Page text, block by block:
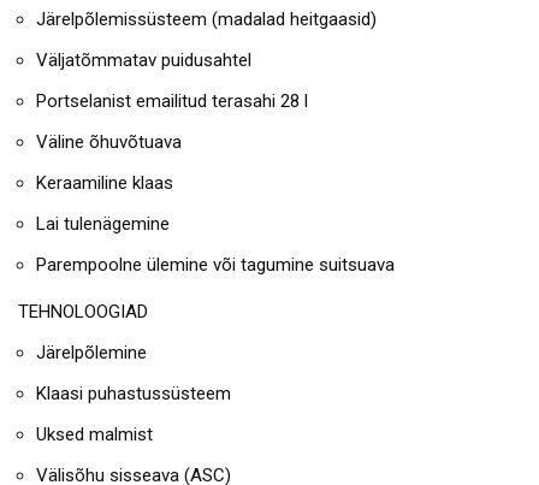
Järelpõlemissüsteem (madalad heitgaasid)
Väljatõmmatav puidusahtel
Portselanist emailitud terasahi 28 l
Väline õhuvõtuava
Keraamiline klaas
Lai tulenägemine
Parempoolne ülemine või tagumine suitsuava
TEHNOLOOGIAD
Järelpõlemine
Klaasi puhastussüsteem
Uksed malmist
Välisõhu sisseava (ASC)